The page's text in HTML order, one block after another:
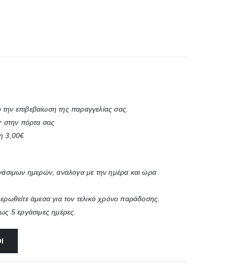
επιβεβαίωση της παραγγελίας σας.
στην πόρτα σας
3,00€
ημερών, ανάλογα με την ημέρα και ώρα
άμεσα για τον τελικό χρόνο παράδοσης.
5 εργάσιμες ημέρες.